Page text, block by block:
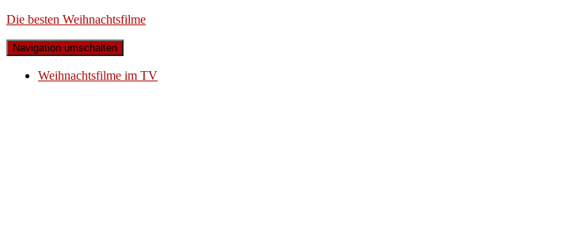
Die besten Weihnachtsfilme
Navigation umschalten
Weihnachtsfilme im TV